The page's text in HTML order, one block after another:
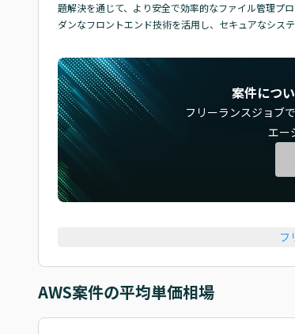
題解決を通じて、より安全で効率的なファイル管理プ
ダンなフロントエンド技術を活用し、セキュアなシス
案件につ
フリーランスジョブで
エー
フ
AWS案件の平均単価相場